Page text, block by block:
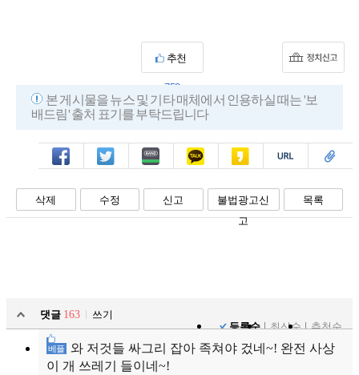
추천
753
본 게시물을 뉴스 및 기타 매체에서 인용하실 때는 '보
배드림' 출처 표기를 부탁드립니다
페북 트윗 밴드 카톡 카스 복사 스크랩
삭제 수정 신고
불법광고신
고
목록
댓글 163
쓰기
등록순
최신순 추천순
베플
와 저것들 싸그리 잡아 족쳐야 겄네~! 완전 사상
이 개 쓰레기 들이네~!